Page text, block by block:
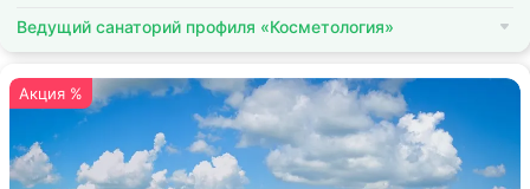
Ведущий санаторий профиля «Косметология»
Акция %